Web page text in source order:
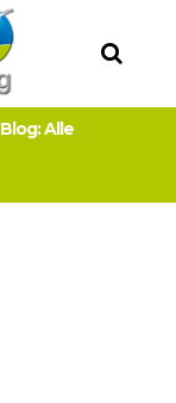
Blog: Alle